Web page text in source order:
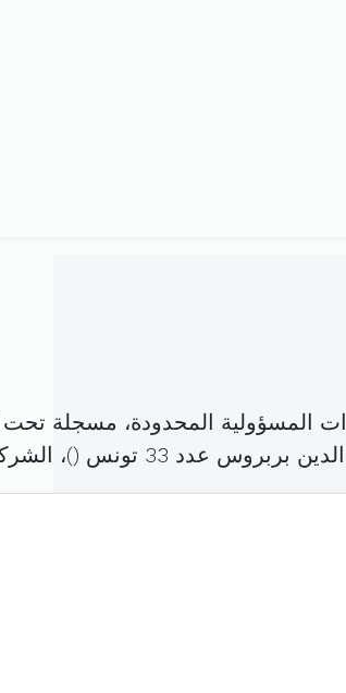
المسؤولية المحدودة، مسجلة تحت
عدد 33 تونس ( )،